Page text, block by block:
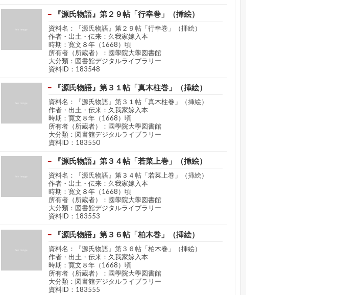
『源氏物語』第２９帖「行幸巻」（挿絵）
資料名：『源氏物語』第２９帖「行幸巻」（挿絵）
作者・出土・伝来：久我家嫁入本
時期：寛文８年（1668）頃
所有者（所蔵者）：國學院大學図書館
大分類：図書館デジタルライブラリー
資料ID：183548
『源氏物語』第３１帖「真木柱巻」（挿絵）
資料名：『源氏物語』第３１帖「真木柱巻」（挿絵）
作者・出土・伝来：久我家嫁入本
時期：寛文８年（1668）頃
所有者（所蔵者）：國學院大學図書館
大分類：図書館デジタルライブラリー
資料ID：183550
『源氏物語』第３４帖「若菜上巻」（挿絵）
資料名：『源氏物語』第３４帖「若菜上巻」（挿絵）
作者・出土・伝来：久我家嫁入本
時期：寛文８年（1668）頃
所有者（所蔵者）：國學院大學図書館
大分類：図書館デジタルライブラリー
資料ID：183553
『源氏物語』第３６帖「柏木巻」（挿絵）
資料名：『源氏物語』第３６帖「柏木巻」（挿絵）
作者・出土・伝来：久我家嫁入本
時期：寛文８年（1668）頃
所有者（所蔵者）：國學院大學図書館
大分類：図書館デジタルライブラリー
資料ID：183555